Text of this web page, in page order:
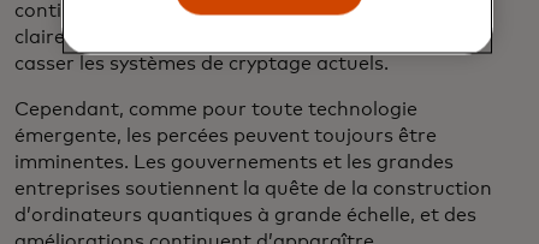
contiennent 1 000 qubits au maximum, sans voie
claire pour s’adapter aux chiffres nécessaires pour
casser les systèmes de cryptage actuels.
Cependant, comme pour toute technologie
émergente, les percées peuvent toujours être
imminentes. Les gouvernements et les grandes
entreprises soutiennent la quête de la construction
d’ordinateurs quantiques à grande échelle, et des